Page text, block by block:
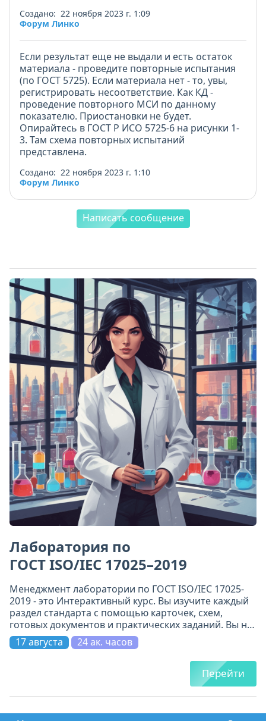
Создано: 22 ноября 2023 г. 1:09
Форум Линко
Если результат еще не выдали и есть остаток
материала - проведите повторные испытания
(по ГОСТ 5725). Если материала нет - то, увы,
регистрировать несоответствие. Как КД -
проведение повторного МСИ по данному
показателю. Приостановки не будет.
Опирайтесь в ГОСТ Р ИСО 5725-6 на рисунки 1-
3. Там схема повторных испытаний
представлена.
Создано: 22 ноября 2023 г. 1:10
Форум Линко
Написать сообщение
Лаборатория по
ГОСТ ISO/IEC 17025–2019
Менеджмент лаборатории по ГОСТ ISO/IEC 17025-
2019 - это Интерактивный курс. Вы изучите каждый
раздел стандарта с помощью карточек, схем,
готовых документов и практических заданий. Вы не
просто прочитаете требования - вы поймёте их и
примените.
17 августа 24 ак. часов
Перейти